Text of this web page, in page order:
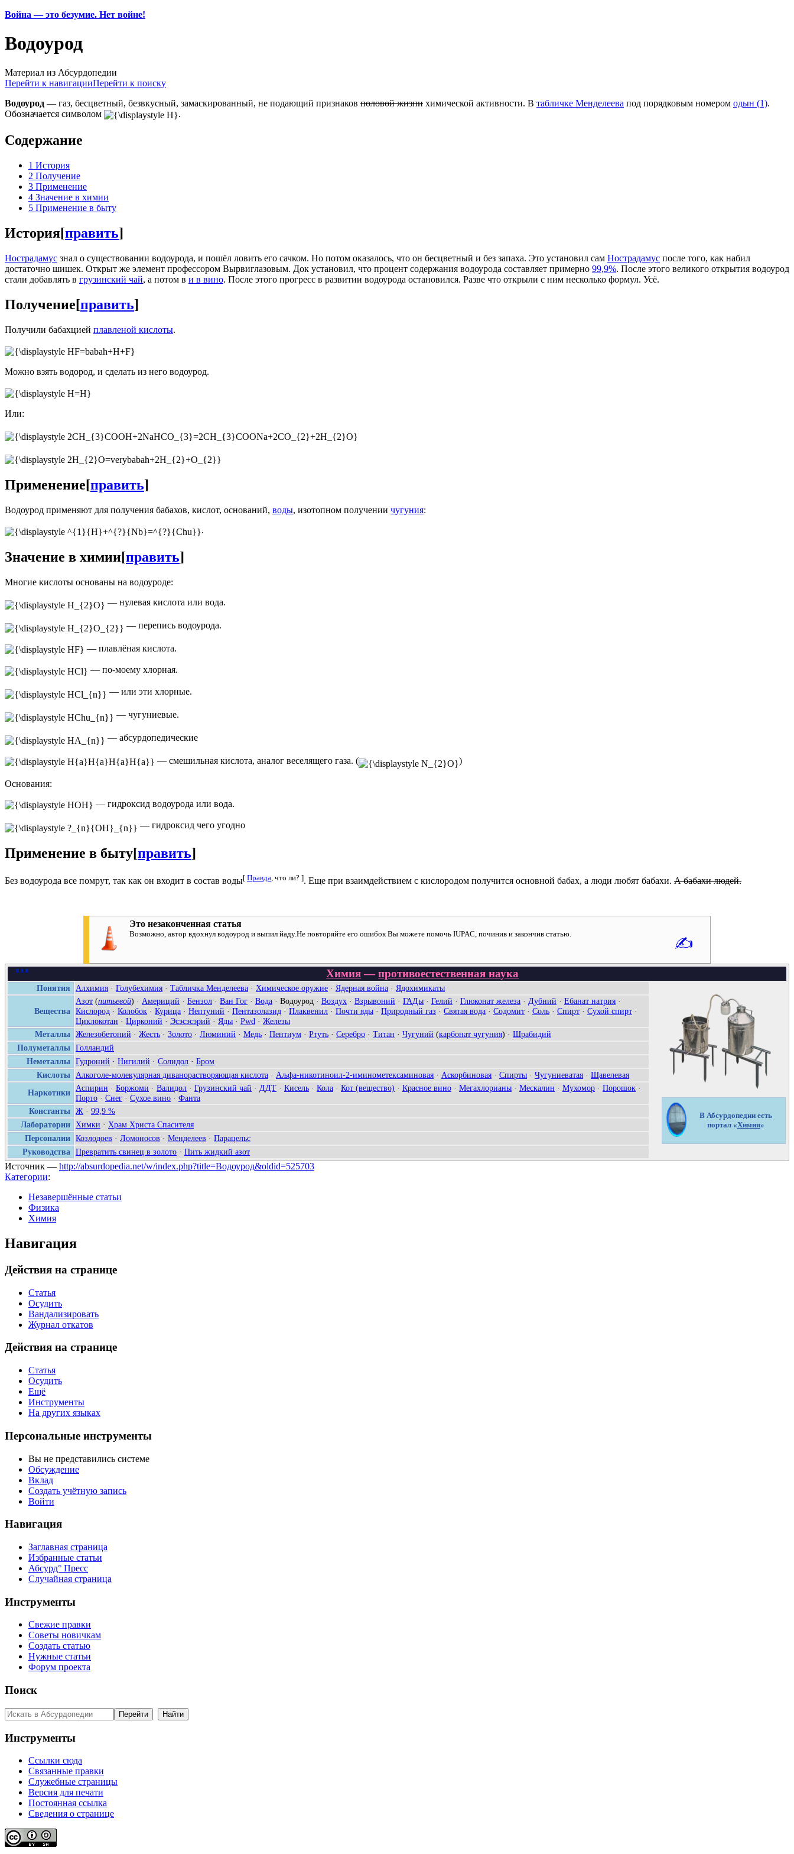
Война — это безумие. Нет войне!
Водоурод
Материал из Абсурдопедии
Перейти к навигацииПерейти к поиску
Водоурод — газ, бесцветный, безвкусный, замаскированный, не подающий признаков половой жизни химической активности. В табличке Менделеева под порядковым номером одын (1).
Обозначается символом
.
Содержание
1 История
2 Получение
3 Применение
4 Значение в химии
5 Применение в быту
История[править]
Нострадамус знал о существовании водоурода, и пошёл ловить его сачком. Но потом оказалось, что он бесцветный и без запаха. Это установил сам Нострадамус после того, как набил
достаточно шишек. Открыт же элемент профессором Вырвиглазовым. Док установил, что процент содержания водоурода составляет примерно 99,9%. После этого великого открытия водоурод
стали добавлять в грузинский чай, а потом в и в вино. После этого прогресс в развитии водоурода остановился. Разве что открыли с ним несколько формул. Усё.
Получение[править]
Получили бабахцией плавленой кислоты.
Можно взять водород, и сделать из него водоурод.
Или:
Применение[править]
Водоурод применяют для получения бабахов, кислот, оснований, воды, изотопном получении чугуния:
.
Значение в химии[править]
Многие кислоты основаны на водоуроде:
— нулевая кислота или вода.
— перепись водоурода.
— плавлёная кислота.
— по-моему хлорная.
— или эти хлорные.
— чугуниевые.
— абсурдопедические
— смешильная кислота, аналог веселящего газа. ( )
Основания:
— гидроксид водоурода или вода.
— гидроксид чего угодно
Применение в быту[править]
Без водоурода все помрут, так как он входит в состав воды[ Правда , что ли? ]. Еще при взаимдействием с кислородом получится основной бабах, а люди любят бабахи. А бабахи людей.
Это незаконченная статья
Возможно, автор вдохнул водоурод и выпил йаду.Не повторяйте его ошибок Вы можете помочь IUPAC, починив и закончив статью.
✍
п·о ·в Химия—противоестественная наука
Понятия Алхимия · Голубехимия · Табличка Менделеева · Химическое оружие · Ядерная война · Ядохимикаты
В Абсурдопедии есть
портал «Химия»
Вещества
Азот (питьевой) · Америций · Бензол · Ван Гог · Вода · Водоурод · Воздух · Взрывоний · ГАДы · Гелий · Глюконат железа · Дубний · Ебанат натрия ·
Кислород · Колобок · Курица · Нептуний · Пентазолазид · Плаквенил · Почти яды · Природный газ · Святая вода · Содомит · Соль · Спирт · Сухой спирт ·
Циклокотан · Цирконий · Эсэсэсэрий · Яды · Pwd · Железы
Металлы Железобетоний · Жесть · Золото · Люминий · Медь · Пентиум · Ртуть · Серебро · Титан · Чугуний (карбонат чугуния) · Шрабидий
Полуметаллы Голландий
Неметаллы Гудроний · Нигилий · Солидол · Бром
Кислоты
Алкоголе-молекулярная диванорастворяющая кислота · Аљфа-никотиноил-2-иминометексаминовая · Аскорбиновая · Спирты · Чугуниеватая · Щавелевая
Наркотики
Аспирин · Боржоми · Валидол · Грузинский чай · ДДT · Кисель · Кола · Кот (вещество) · Красное вино · Мегахлорианы · Мескалин · Мухомор · Порошок ·
Порто · Снег · Сухое вино · Фанта
Константы Ж · 99,9 %
Лаборатории
Химки · Храм Христа Спасителя
Персоналии Козлодоев · Ломоносов · Менделеев · Парацельс
Руководства
Превратить свинец в золото · Пить жидкий азот
Источник — http://absurdopedia.net/w/index.php?title=Водоурод&oldid=525703
Категории:
Незавершённые статьи
Физика
Химия
Навигация
Действия на странице
Статья
Осудить
Вандализировать
Журнал откатов
Действия на странице
Статья
Осудить
Ещё
Инструменты
На других языках
Персональные инструменты
Вы не представились системе
Обсуждение
Вклад
Создать учётную запись
Войти
Навигация
Заглавная страница
Избранные статьи
Абсурд° Пресс
Случайная страница
Инструменты
Свежие правки
Советы новичкам
Создать статью
Нужные статьи
Форум проекта
Поиск
Инструменты
Ссылки сюда
Связанные правки
Служебные страницы
Версия для печати
Постоянная ссылка
Сведения о странице